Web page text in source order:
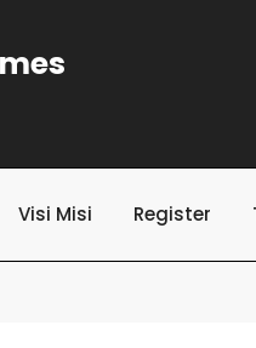
Visi Misi Register